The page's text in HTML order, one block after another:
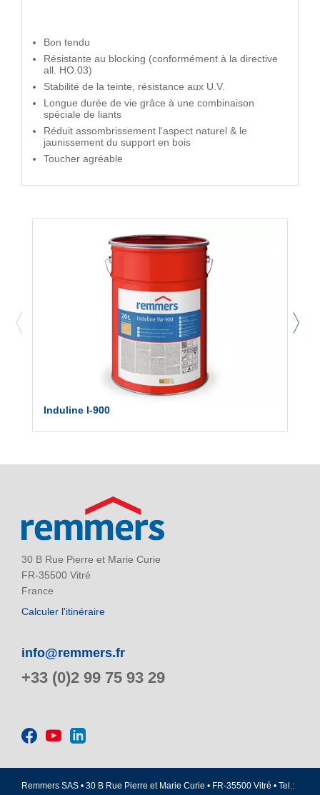
Bon tendu
Résistante au blocking (conformément à la directive
all. HO.03)
Stabilité de la teinte, résistance aux U.V.
Longue durée de vie grâce à une combinaison
spéciale de liants
Réduit assombrissement l'aspect naturel & le
jaunissement du support en bois
Toucher agréable
Induline I-900
30 B Rue Pierre et Marie Curie
FR-35500 Vitré
France
Calculer l'itinéraire
info@remmers.fr
+33 (0)2 99 75 93 29
Remmers SAS • 30 B Rue Pierre et Marie Curie • FR-35500 Vitré • Tel.: